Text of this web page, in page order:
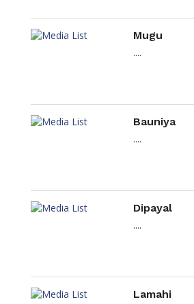
Mugu
....
Bauniya
....
Dipayal
....
Lamahi